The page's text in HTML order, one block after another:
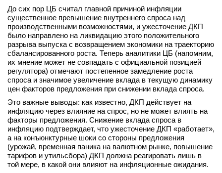
До сих пор ЦБ считал главной причиной инфляции
существенное превышение внутреннего спроса над
производственными возможностями, и ужесточение ДКП
было направлено на ликвидацию этого положительного
разрыва выпуска с возвращением экономики на траекторию
сбалансированного роста. Теперь аналитики ЦБ (напомним,
их мнение может не совпадать с официальной позицией
регулятора) отмечают постепенное замедление роста
спроса и значимое увеличение вклада в текущую динамику
цен факторов предложения при снижении вклада спроса.
Это важные выводы: как известно, ДКП действует на
инфляцию через влияние на спрос, но не может влиять на
факторы предложения. Снижение вклада спроса в
инфляцию подтверждает, что ужесточение ДКП «работает»,
а на конъюнктурные шоки со стороны предложения
(урожай, временная паника на валютном рынке, повышение
тарифов и утильсбора) ДКП должна реагировать лишь в
той мере, в какой они влияют на инфляционные ожидания.